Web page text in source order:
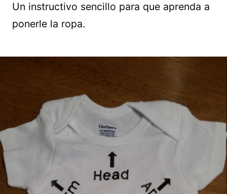
Un instructivo sencillo para que aprenda a
ponerle la ropa.